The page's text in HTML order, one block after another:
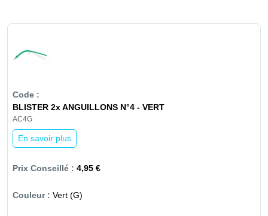
BLISTER 2x ANGUILLONS N°4 - VERT
AC4G
En savoir plus
4,95 €
Vert (G)